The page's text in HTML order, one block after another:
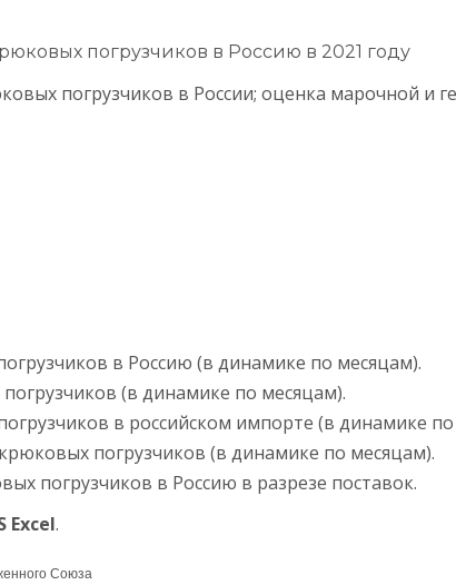
погрузчиков в Россию в 2021 году
погрузчиков в России; оценка марочной и
в Россию (в динамике по месяцам).
(в динамике по месяцам).
в российском импорте (в динамике
погрузчиков (в динамике по месяцам).
погрузчиков в Россию в разрезе поставок.
Excel.
Союза